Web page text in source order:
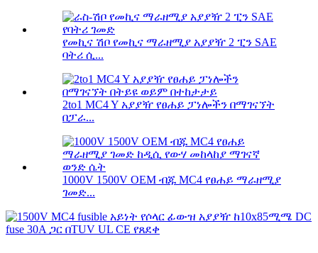
የመኪና ሽቦ የመኪና ማራዘሚያ አያያዥ 2 ፒን SAE
ባትሪ ሲ...
2to1 MC4 Y አያያዥ የፀሐይ ፓነሎችን በማገናኘት
በፓራ...
1000V 1500V OEM ብጁ MC4 የፀሐይ ማራዘሚያ
ገመድ...